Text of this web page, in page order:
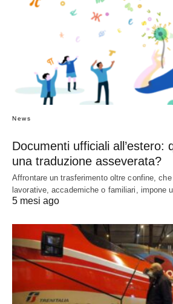
News
Documenti ufficiali all’estero:
una traduzione asseverata?
Affrontare un trasferimento oltre confine,
lavorative, accademiche o familiari, impone
5 mesi ago